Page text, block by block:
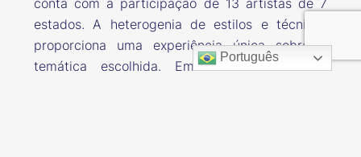
estados. A heterogenia de estilos e técnicas
proporciona uma experiência única sobre a
temática escolhida. Em relação ao tema,
Português